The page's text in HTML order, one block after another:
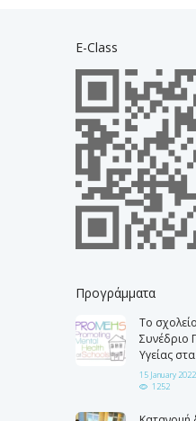
E-Class
Προγράμματα
Το
Συνέδριο
Υγείας
15 January 2022
1252